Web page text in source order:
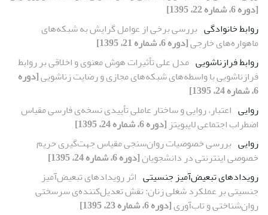
[دوره 6، شماره 22، 1395]
روابط خانوادگی بررسی برخی از عوامل گرایش به شبکه‌های
ماهواره‌های خارجی[دوره 6، شماره 21، 1395]
روابط فرازناشویی مدل علی تأثیرات هوش معنوی و اخلاقی بر روابط
فرازناشویی با واسطه‌های شبکه‌های مجازی و رضایت زناشویی[دوره
6، شماره 24، 1395]
روایی اعتبار، روایی و ساختار عاملی تأییدی نسخه‌ی فارسی مقیاس
اضطراب اجتماعی لایبویتز [دوره 6، شماره 24، 1395]
روایی بررسی خصوصیات روان‌سنجی مقیاس جهت‌گیری حریم
خصوصی اینترنتی در دانشجویان[دوره 6، شماره 24، 1395]
رویدادهای تبعیض‌آمیز جنسیتی اثر رویدادهای تبعیض‌آمیز
جنسیتی بر عملکرد شغلی زنان: نقش تعدیل‌کننده‌ی سرسختی
روان‌شناختی و تاب‌آوری[دوره 6، شماره 23، 1395]